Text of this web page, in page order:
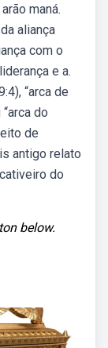
maná.
aliança
com o
e a.
“arca de
do
de
antigo relato
do
below.